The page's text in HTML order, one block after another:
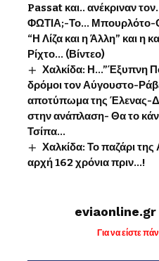
Passat και.. ανέκριναν
ΦΩΤΙΑ;-Το… Μπουρλότο-Οι
“Η Λίζα και η Άλλη” και η
Ρίχτο… (Βίντεο)
Χαλκίδα: Η…”Έξυπνη
δρόμοι τον Αύγουστο-
αποτύπωμα της Έλενας-
στην ανάπλαση- Θα το
Τσίπα…
Χαλκίδα: Το παζάρι
αρχή 162 χρόνια πριν…!
Για να είστε